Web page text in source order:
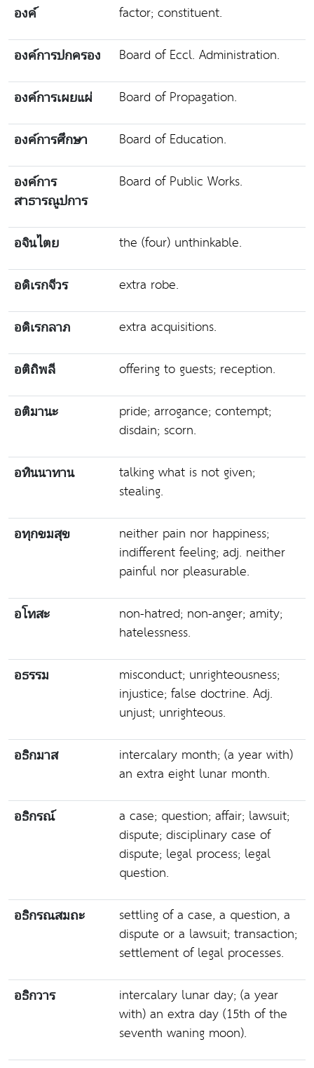
องค์ factor; constituent.
องค์การปกครอง Board of Eccl. Administration.
องค์การเผยแผ่ Board of Propagation.
องค์การศึกษา Board of Education.
องค์การ
สาธารณูปการ
Board of Public Works.
อจินไตย the (four) unthinkable.
อดิเรกจีวร extra robe.
อดิเรกลาภ extra acquisitions.
อติถิพลี offering to guests; reception.
อติมานะ
pride; arrogance; contempt;
disdain; scorn.
อทินนาทาน
talking what is not given;
stealing.
อทุกขมสุข
neither pain nor happiness;
indifferent feeling; adj. neither
painful nor pleasurable.
อโทสะ
non-hatred; non-anger; amity;
hatelessness.
อธรรม
misconduct; unrighteousness;
injustice; false doctrine. Adj.
unjust; unrighteous.
อธิกมาส
intercalary month; (a year with)
an extra eight lunar month.
อธิกรณ์
a case; question; affair; lawsuit;
dispute; disciplinary case of
dispute; legal process; legal
question.
อธิกรณสมถะ
settling of a case, a question, a
dispute or a lawsuit; transaction;
settlement of legal processes.
อธิกวาร
intercalary lunar day; (a year
with) an extra day (15th of the
seventh waning moon).